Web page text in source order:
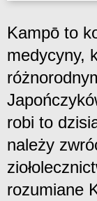
Kampō to
medycyny,
robi to
należy
rozumiane